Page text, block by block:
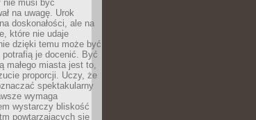
nie musi być
na uwagę. Urok
doskonałości, ale na
które nie udaje
dzięki temu może być
je docenić. Być
małego miasta jest to,
proporcji. Uczy, że
spektakularny
wymaga
wystarczy bliskość
powtarzających się